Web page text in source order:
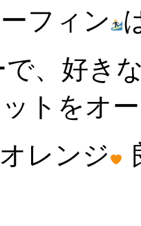
フィン
、好き
トをオ
レンジ